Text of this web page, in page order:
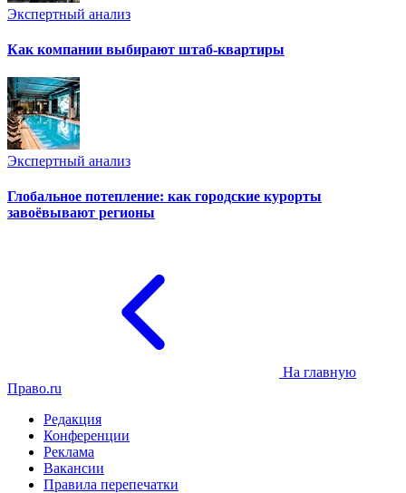
Экспертный анализ
Как компании выбирают штаб-квартиры
Экспертный анализ
Глобальное потепление: как городские курорты
завоёвывают регионы
На главную
Право.ru
Редакция
Конференции
Реклама
Вакансии
Правила перепечатки